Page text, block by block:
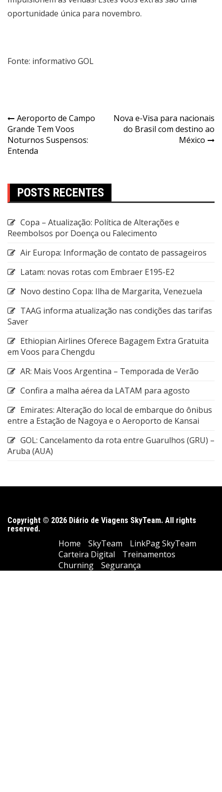
oportunidade única para novembro.
Fonte: informativo GOL
Aeroporto de Campo
Grande Tem Voos
Noturnos Suspensos:
Entenda
Nova e-Visa para nacionais
do Brasil com destino ao
México
POSTS RECENTES
Copa – Atualização: Política de Alterações e
Reembolsos por Doença ou Falecimento
Air Europa: Informação de contato de passageiros
Latam: novas rotas com Embraer E195-E2
Novo destino Copa: Ilha de Margarita, Venezuela
TAAG informa atualização nas condições das tarifas
Saver
Ethiopian Airlines Oferece Bagagem Extra Gratuita
em Voos para Chengdu
AR: Mais Voos Argentina – Temporada de Verão
Confira a malha aérea da LATAM para agosto
Emirates: Alteração do local de embarque do ônibus
entre a Estação de Nagoya e o Aeroporto de Kansai
GOL: Cancelamento da rota entre Guarulhos (GRU) –
Aruba (AUA)
Copyright © 2026 Diário de Viagens SkyTeam. All rights
reserved.
Home SkyTeam
LinkPag SkyTeam
Carteira Digital
Treinamentos
Churning
Segurança